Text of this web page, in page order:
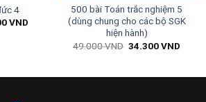
4
VND
500 bài Toán trắc nghiệm 5
(dùng chung cho các bộ SGK
hiện hành)
49.000VND Giá
34.300VND